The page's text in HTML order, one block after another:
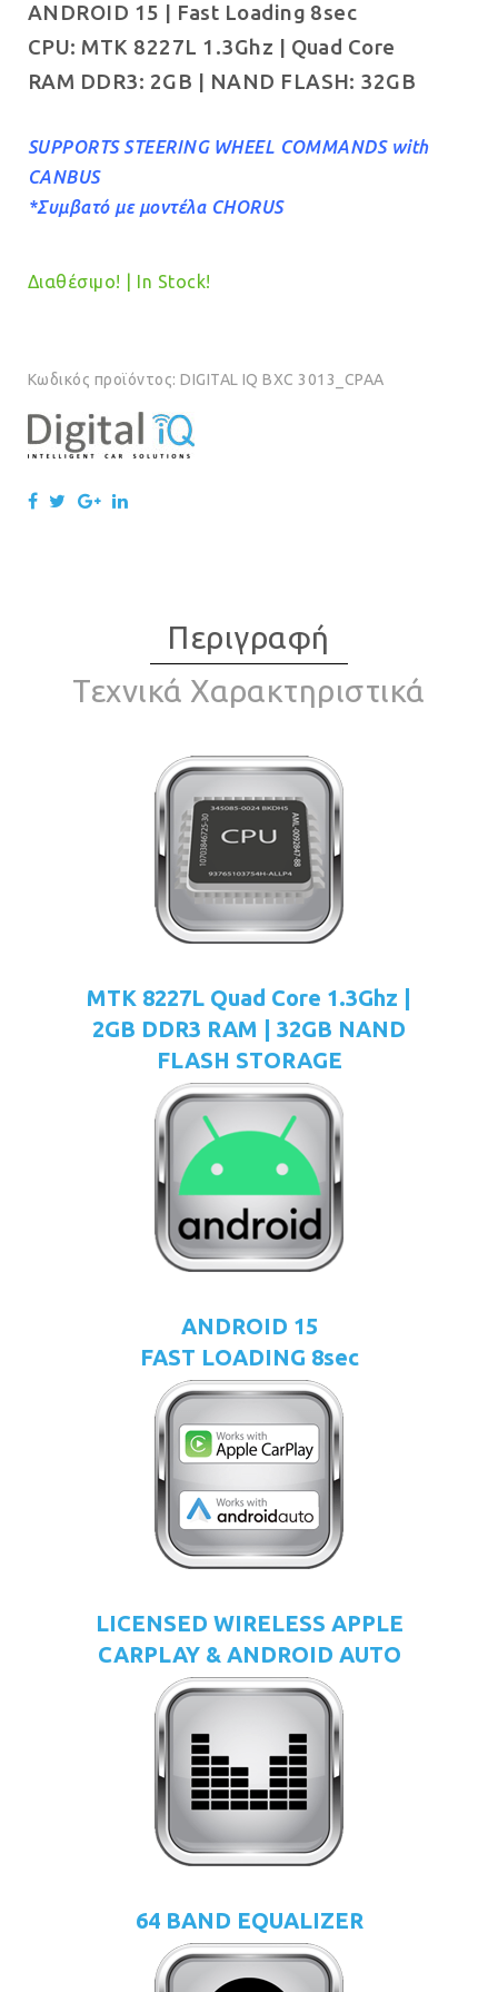
€329.00.
ANDROID 15 | Fast Loading 8sec
CPU: MTK 8227L 1.3Ghz | Quad Core
RAM DDR3: 2GB | NAND FLASH: 32GB
SUPPORTS STEERING WHEEL COMMANDS with
CANBUS
*Συμβατό με μοντέλα CHORUS
Διαθέσιμο! | In Stock!
Κωδικός προϊόντος:DIGITAL IQ BXC 3013_CPAA
Περιγραφή
Τεχνικά Χαρακτηριστικά
MTK 8227L Quad Core 1.3Ghz |
2GB DDR3 RAM | 32GB NAND
FLASH STORAGE
ANDROID 15
FAST LOADING 8sec
LICENSED WIRELESS APPLE
CARPLAY & ANDROID AUTO
64 BAND EQUALIZER